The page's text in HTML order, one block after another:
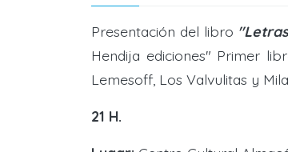
Presentación del libro
Hendija ediciones" Primer
Lemesoff, Los Valvulitas y
21 H.